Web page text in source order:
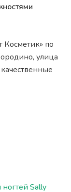
Косметик» по
улица